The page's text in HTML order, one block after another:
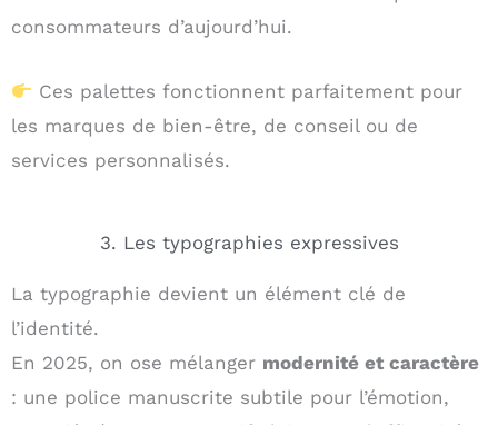
consommateurs d’aujourd’hui.
Ces palettes fonctionnent parfaitement pour
les marques de bien-être, de conseil ou de
services personnalisés.
3. Les typographies expressives
La typographie devient un élément clé de
l’identité.
En 2025, on ose mélanger modernité et caractère
: une police manuscrite subtile pour l’émotion,